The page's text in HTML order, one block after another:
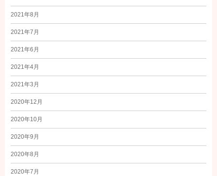
2021年8月
2021年7月
2021年6月
2021年4月
2021年3月
2020年12月
2020年10月
2020年9月
2020年8月
2020年7月